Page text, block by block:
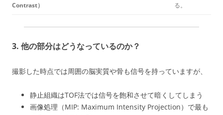
Contrast）
る。
3. 他の部分はどうなっているのか？
撮影した時点では周囲の脳実質や骨も信号を持っていますが、
静止組織はTOF法では信号を飽和させて暗くしてしまう
画像処理（MIP: Maximum Intensity Projection）で最も